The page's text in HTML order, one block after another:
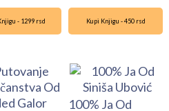
- 1299 rsd Kupi Knjigu - 450 rsd
100% Ja Od